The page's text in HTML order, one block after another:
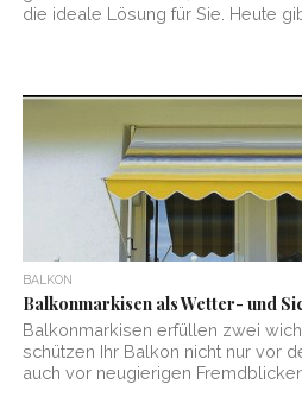
die ideale Lösung für Sie. Heute
BALKON
Balkonmarkisen als Wetter- und
Balkonmarkisen erfüllen zwei
schützen Ihr Balkon nicht nur vor
auch vor neugierigen Fremdblicken